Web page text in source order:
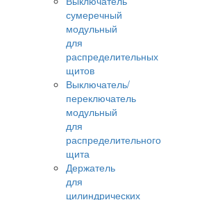
сумеречный
модульный
для
распределительных
щитов
Выключатель/
переключатель
модульный
для
распределительного
щита
Держатель
для
цилиндрических